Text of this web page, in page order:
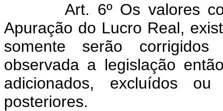
Art. 6º Os valores
Apuração do Lucro Real,
somente serão
observada a legislação
adicionados, excluídos ou
posteriores.